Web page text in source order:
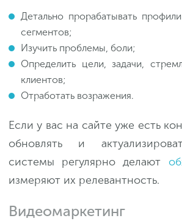
Детально прорабатывать
сегментов;
Изучить проблемы, боли;
Определить цели, задачи,
клиентов;
Отработать возражения.
Если у вас на сайте уже есть
обновлять и
системы регулярно делают
измеряют их релевантность.
Видеомаркетинг